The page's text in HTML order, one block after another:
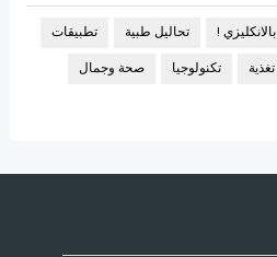
بالانكليزي ! تحاليل طبية تطبيقات
تغذية تكنولوجيا صحة وجمال